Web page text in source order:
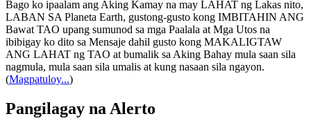
Bago ko ipaalam ang Aking Kamay na may LAHAT ng Lakas nito,
LABAN SA Planeta Earth, gustong-gusto kong IMBITAHIN ANG
Bawat TAO upang sumunod sa mga Paalala at Mga Utos na
ibibigay ko dito sa Mensaje dahil gusto kong MAKALIGTAW
ANG LAHAT ng TAO at bumalik sa Aking Bahay mula saan sila
nagmula, mula saan sila umalis at kung nasaan sila ngayon.
(Magpatuloy...)
Pangilagay na Alerto